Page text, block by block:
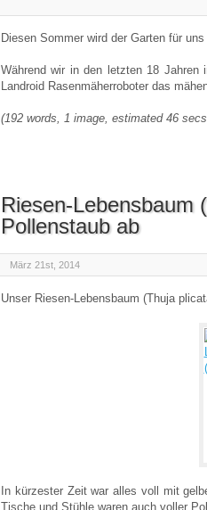
Diesen Sommer wird der Garten für
Während wir in den letzten 18 Jahren
Landroid Rasenmäherroboter das
(192 words, 1 image, estimated 46
Riesen-Lebensbaum
Pollenstaub ab
März 21st, 2014
Unser Riesen-Lebensbaum (Thuja
In kürzester Zeit war alles voll mit
Tische und Stühle waren auch voller